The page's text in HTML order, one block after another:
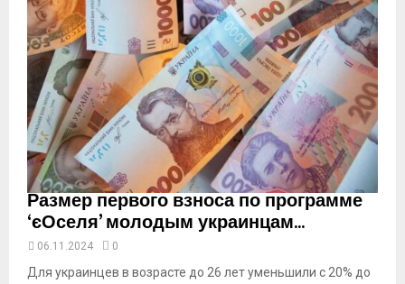
y
u
e
Размер первого взноса по программе
‘єОселя’ молодым украинцам...
06.11.2024 0
Для украинцев в возрасте до 26 лет уменьшили с 20% до